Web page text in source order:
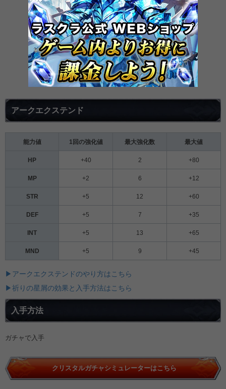
アークエクステンド
能力値 1回の強化値 最大強化数 最大値
HP +40 2 +80
MP +2 6 +12
STR +5 12 +60
DEF +5 7 +35
INT +5 13 +65
MND +5 9 +45
▶アークエクステンドのやり方はこちら
▶祈りの星屑の効果と入手方法はこちら
入手方法
ガチャで入手
クリスタルガチャシミュレーターはこちら